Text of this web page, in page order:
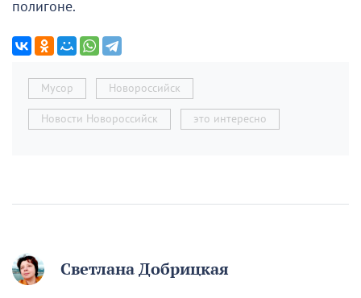
полигоне.
Мусор Новороссийск
Новости Новороссийск это интересно
Светлана Добрицкая